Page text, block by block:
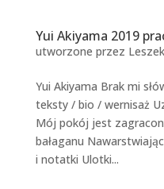
Yui Akiyama 2019
utworzone przez Leszek
Yui Akiyama Brak mi
teksty / bio / wernisaż
Mój pokój jest
bałaganu
i notatki Ulotki...